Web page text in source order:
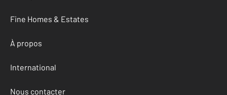
Fine Homes & Estates
À propos
International
Nous contacter